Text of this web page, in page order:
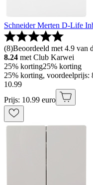
Schneider Merten D-Life
(8)Beoordeeld met 4.9 van
8.24 met Club Karwei
25% korting25% korting
25% korting, voordeelprijs:
10.99
Prijs: 10.99 euro